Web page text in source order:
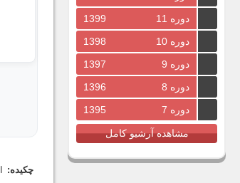
دوره 11
1399
دوره 10
1398
دوره 9
1397
دوره 8
1396
دوره 7
1395
مشاهده آرشیو کامل
چکیده: